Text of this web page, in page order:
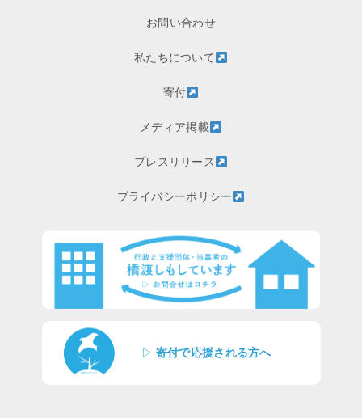
お問い合わせ
私たちについて
寄付
メディア掲載
プレスリリース
プライバシーポリシー
▷ 寄付で応援される方へ